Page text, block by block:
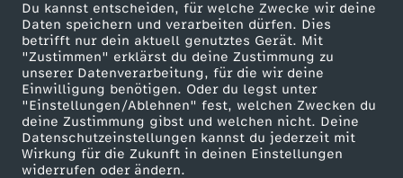
Du kannst entscheiden, für welche Zwecke wir deine
Daten speichern und verarbeiten dürfen. Dies
betrifft nur dein aktuell genutztes Gerät. Mit
"Zustimmen" erklärst du deine Zustimmung zu
unserer Datenverarbeitung, für die wir deine
Einwilligung benötigen. Oder du legst unter
"Einstellungen/Ablehnen" fest, welchen Zwecken du
deine Zustimmung gibst und welchen nicht. Deine
Datenschutzeinstellungen kannst du jederzeit mit
Wirkung für die Zukunft in deinen Einstellungen
widerrufen oder ändern.
ZDF goes Schule
Werbefernsehen
Mainzelmännchen